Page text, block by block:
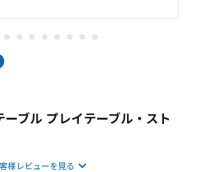
ブル プレイテーブル・スト
様レビューを見る